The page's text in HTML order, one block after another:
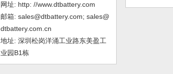
网址: http: //www.dtbattery.com
邮箱: sales@dtbattery.com; sales@
dtbattery.com.cn
地址: 深圳松岗洋涌工业路东美盈工
业园B1栋